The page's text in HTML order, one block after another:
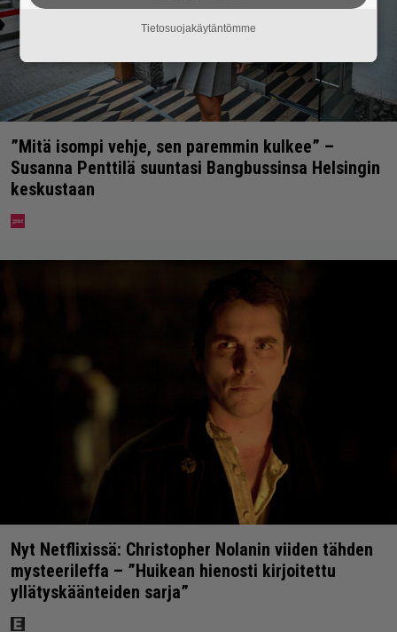
”Mitä isompi vehje, sen paremmin kulkee” –
Susanna Penttilä suuntasi Bangbussinsa Helsingin
keskustaan
Nyt Netflixissä: Christopher Nolanin viiden tähden
mysteerileffa – ”Huikean hienosti kirjoitettu
yllätyskäänteiden sarja”
Tietosuojakäytäntömme